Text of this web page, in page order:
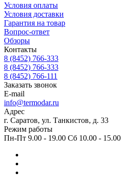
Условия оплаты
Условия доставки
Гарантия на товар
Вопрос-ответ
Обзоры
Контакты
8 (8452) 766-333
8 (8452) 766-333
8 (8452) 766-111
Заказать звонок
E-mail
info@termodar.ru
Адрес
г. Саратов, ул. Танкистов, д. 33
Режим работы
Пн-Пт 9.00 - 19.00 Сб 10.00 - 15.00